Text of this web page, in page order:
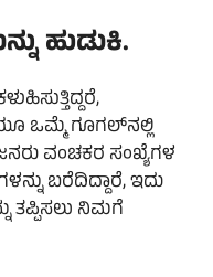
ಹುಡುಕಿ.
ಒಮ್ಮೆ ಗೂಗಲ್‌ನಲ್ಲಿ
ವಂಚಕರ ಸಂಖ್ಯೆಗಳ
ಬರೆದಿದ್ದಾರೆ, ಇದು
ತಪ್ಪಿಸಲು ನಿಮಗೆ